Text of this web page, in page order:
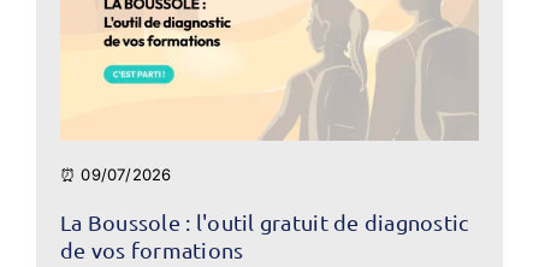
⏰ 09/07/2026
La Boussole : l'outil gratuit de diagnostic
de vos formations